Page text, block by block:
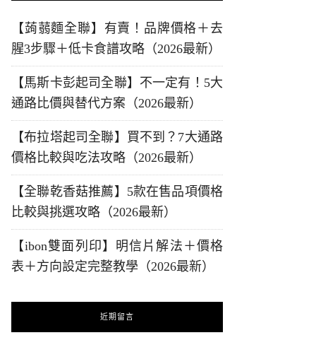
【蒟蒻麵全聯】有賣！品牌價格＋去
腥3步驟＋低卡食譜攻略（2026最新）
【馬斯卡彭起司全聯】不一定有！5大
通路比價與替代方案（2026最新）
【布拉塔起司全聯】買不到？7大通路
價格比較與吃法攻略（2026最新）
【全聯乾香菇推薦】5款在售品項價格
比較與挑選攻略（2026最新）
【ibon雙面列印】明信片解法＋價格
表＋方向設定完整教學（2026最新）
近期留言